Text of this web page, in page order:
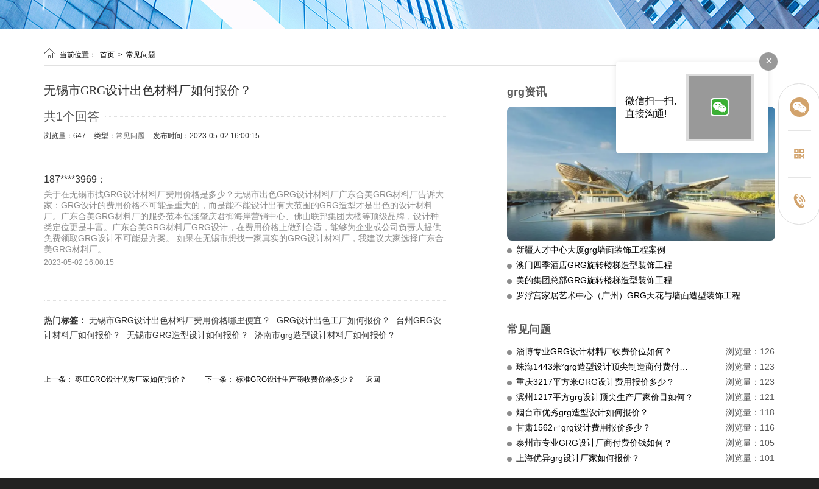
 当前位置： 首页 > 常见问题
无锡市GRG设计出色材料厂如何报价？
共1个回答
浏览量：647 类型： 常见问题 发布时间：2023-05-02 16:00:15
187****3969：
关于在无锡市找GRG设计材料厂费用价格是多少？无锡市出色GRG设计材料厂广东合美GRG材料厂告诉大
家：GRG设计的费用价格不可能是重大的，而是能不能设计出有大范围的GRG造型才是出色的设计材料
厂。广东合美GRG材料厂的服务范本包涵肇庆君御海岸营销中心、佛山联邦集团大楼等顶级品牌，设计种
类定位更是丰富。广东合美GRG材料厂GRG设计，在费用价格上做到合适，能够为企业或公司负责人提供
免费领取GRG设计不可能是方案。 如果在无锡市想找一家真实的GRG设计材料厂，我建议大家选择广东合
美GRG材料厂。
2023-05-02 16:00:15
热门标签： 无锡市GRG设计出色材料厂费用价格哪里便宜？ GRG设计出色工厂如何报价？
台州GRG设
计材料厂如何报价？
无锡市GRG造型设计如何报价？ 济南市grg造型设计材料厂如何报价？
上一条： 枣庄GRG设计优秀厂家如何报价？ 下一条： 标准GRG设计生产商收费价格多少？ 返回
grg资讯
新疆人才中心大厦grg墙面装饰工程案例
澳门四季酒店GRG旋转楼梯造型装饰工程
美的集团总部GRG旋转楼梯造型装饰工程
罗浮宫家居艺术中心（广州）GRG天花与墙面造型装饰工程
常见问题
淄博专业GRG设计材料厂收费价位如何？
浏览量：1267
浏览量：1239
重庆3217平方米GRG设计费用报价多少？
浏览量：1231
滨州1217平方grg设计顶尖生产厂家价目如何？
浏览量：1217
烟台市优秀grg造型设计如何报价？
浏览量：1185
甘肃1562㎡grg设计费用报价多少？
浏览量：1162
泰州市专业GRG设计厂商付费价钱如何？
浏览量：1052
上海优异grg设计厂家如何报价？
浏览量：1016
×
微信扫一扫,
直接沟通!